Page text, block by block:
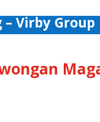
Virby Group